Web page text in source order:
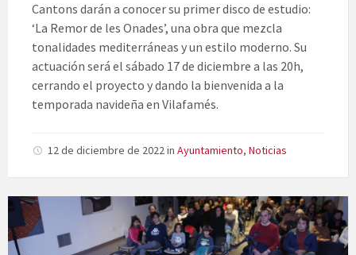
Cantons darán a conocer su primer disco de estudio:
‘La Remor de les Onades’, una obra que mezcla
tonalidades mediterráneas y un estilo moderno. Su
actuación será el sábado 17 de diciembre a las 20h,
cerrando el proyecto y dando la bienvenida a la
temporada navideña en Vilafamés.
12 de diciembre de 2022in Ayuntamiento, Noticias